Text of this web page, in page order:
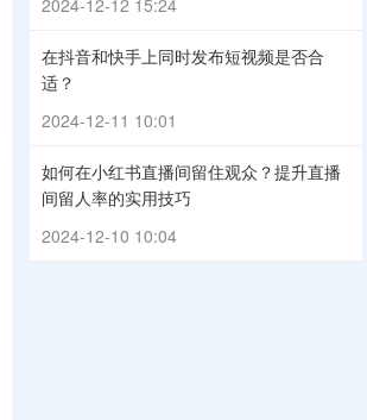
2024-12-12 15:24
在抖音和快手上同时发布短视频是否合
适？
2024-12-11 10:01
如何在小红书直播间留住观众？提升直播
间留人率的实用技巧
2024-12-10 10:04